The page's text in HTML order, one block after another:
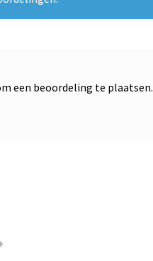
een beoordeling te plaatsen.